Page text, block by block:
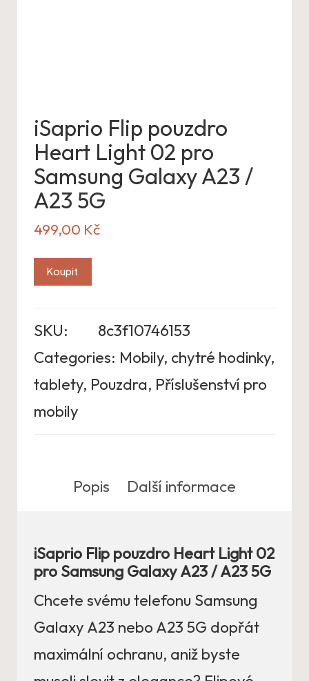
iSaprio Flip pouzdro
Heart Light 02 pro
Samsung Galaxy A23 /
A23 5G
499,00 Kč
Koupit
SKU:
8c3f10746153
Categories: Mobily, chytré hodinky,
tablety, Pouzdra, Příslušenství pro
mobily
Popis Další informace
iSaprio Flip pouzdro Heart Light 02
pro Samsung Galaxy A23 / A23 5G
Chcete svému telefonu Samsung
Galaxy A23 nebo A23 5G dopřát
maximální ochranu, aniž byste